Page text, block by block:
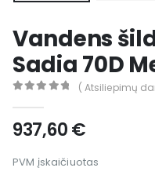
Vandens
Sadia 70D
( Atsiliepimų
937,60€
PVM įskaičiuotas